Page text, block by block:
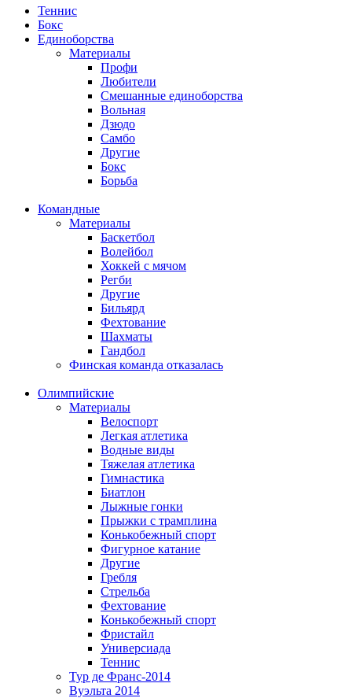
Теннис
Бокс
Единоборства
Материалы
Профи
Любители
Смешанные единоборства
Вольная
Дзюдо
Самбо
Другие
Бокс
Борьба
Командные
Материалы
Баскетбол
Волейбол
Хоккей с мячом
Регби
Другие
Бильярд
Фехтование
Шахматы
Гандбол
Финская команда отказалась
Олимпийские
Материалы
Велоспорт
Легкая атлетика
Водные виды
Тяжелая атлетика
Гимнастика
Биатлон
Лыжные гонки
Прыжки с трамплина
Конькобежный спорт
Фигурное катание
Другие
Гребля
Стрельба
Фехтование
Конькобежный спорт
Фристайл
Универсиада
Теннис
Тур де Франс-2014
Вуэльта 2014